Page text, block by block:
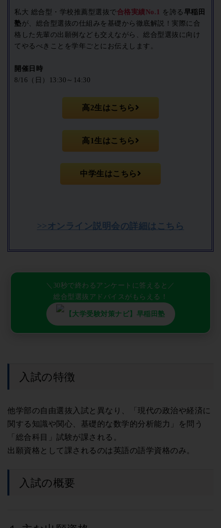
私大 総合型・学校推薦型選抜で合格実績No.1 を誇る 早稲田
塾が、総合型選抜の仕組みを基礎から徹底解説！実際に合
格した先輩の出願例なども交えながら、総合型選抜に向け
てやるべきことを学年ごとにお伝えします。
開催日時
8/16（日）13:30～14:30
高2生はこちら
高1生はこちら
中学生はこちら
>>オンライン説明会の詳細はこちら
＼30秒で終わるアンケートに答えると／
総合型選抜アドバイスがもらえる！
【大学受験対策ナビ】早稲田塾
入試の特徴
他学部の自由選抜入試と異なり、「現代の政治や経済に
関する知識や関心、基礎的な数学的分析能力」を問う
「総合科目」試験が課される。
出願資格として課されるのは英語の語学資格のみ。
入試の概要